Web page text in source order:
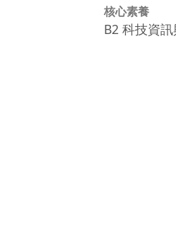
核心素養
B2 科技資